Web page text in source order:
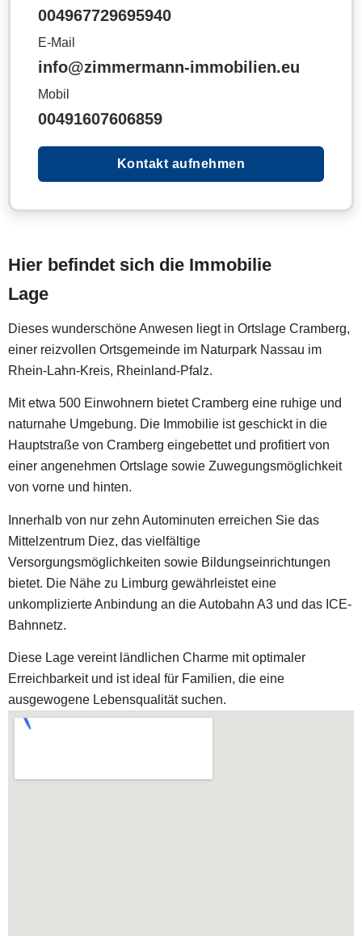
004967729695940
E-Mail
info@zimmermann-immobilien.eu
Mobil
00491607606859
Kontakt aufnehmen
Hier befindet sich die Immobilie
Lage
Dieses wunderschöne Anwesen liegt in Ortslage Cramberg,
einer reizvollen Ortsgemeinde im Naturpark Nassau im
Rhein-Lahn-Kreis, Rheinland-Pfalz.
Mit etwa 500 Einwohnern bietet Cramberg eine ruhige und
naturnahe Umgebung. Die Immobilie ist geschickt in die
Hauptstraße von Cramberg eingebettet und profitiert von
einer angenehmen Ortslage sowie Zuwegungsmöglichkeit
von vorne und hinten.
Innerhalb von nur zehn Autominuten erreichen Sie das
Mittelzentrum Diez, das vielfältige
Versorgungsmöglichkeiten sowie Bildungseinrichtungen
bietet. Die Nähe zu Limburg gewährleistet eine
unkomplizierte Anbindung an die Autobahn A3 und das ICE-
Bahnnetz.
Diese Lage vereint ländlichen Charme mit optimaler
Erreichbarkeit und ist ideal für Familien, die eine
ausgewogene Lebensqualität suchen.